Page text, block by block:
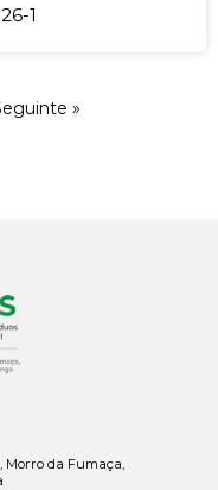
1
»
Morro da Fumaça,